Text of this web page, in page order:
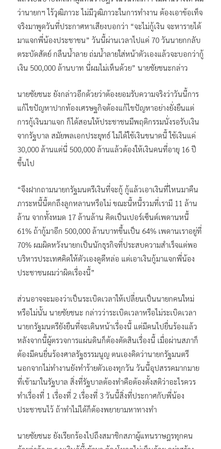
ว่านายกฯ ไร้วุฒิภาวะ ไม่มีวุฒิภาวะในการทำงาน ต้องเอาข้อเท็จ
จริงมาพูดวันที่ประกาศหาเสียงบอกว่า “จะไม่กู้เงิน จะหารายได้
มาแจกพี่น้องประชาชน” วันนี้ผ่านเวลาไปแค่ 70 วันนายกกลับ
ตระบัดสัตย์ กลืนน้ำลาย ถ่มน้ำลายใส่หน้าตัวเองแล้วจะบอกว่ากู้
เงิน 500,000 ล้านบาท นี่ผมไม่เห็นด้วย” นายชัยชนะกล่าว
นายชัยชนะ ยังกล่าวอีกด้วยว่าต้องยอมรับความจริงว่าวันนี้การ
แก้ไขปัญหาปากท้องเศรษฐกิจต้องแก้ไขปัญหาอย่างยั่งยืนแต่
การกู้เงินมาแจก ก็ได้สอนให้ประชาชนมีพฤติกรรมนั่งรอรับเงิน
จากรัฐบาล สมัยพลเอกประยุทธ์ ไม่ได้ใช้เงินขนาดนี้ ใช้เงินแค่
30,000 ล้านแต่นี่ 500,000 ล้านแล้วต้องให้เงินคนที่อายุ 16 ปี
ขึ้นไป
“จึงฝากถามนายกรัฐมนตรีเงินที่จะกู้ กู้แล้วเอาเงินที่ไหนมาคืน
ภาระหนี้นี้ตกถึงลูกหลานหรือไม่ ขณะนี้หนี้รวมที่เรามี 11 ล้าน
ล้าน จากทั้งหมด 17 ล้านล้าน คิดเป็นเปอร์เซ็นต์เพดานหนี้
61% ถ้ากู้มาอีก 500,000 ล้านบาทขึ้นเป็น 64% เพดานเราอยู่ที่
70% ผมผิดหวังนายกเป็นนักธุรกิจที่ประสบความสำเร็จแต่พอ
บริหารประเทศคิดให้ตัวเองดูดีหล่อ แต่เอาเงินกู้มาแจกพี่น้อง
ประชาชนผมว่าผิดเรื่องนี้”
ส่วนอาจจะมองว่าเป็นระเบิดเวลาให้เปลี่ยนเป็นนายกคนใหม่
หรือไม่นั้น นายชัยชนะ กล่าวว่าระเบิดเวลาหรือไม่ระเบิดเวลา
นายกรัฐมนตรียังยืนที่จะเดินหน้าเรื่องนี้ แต่มีคนไปยื่นร้องแล้ว
หลังจากนี้ผู้ตรวจการแผ่นดินก็ต้องตัดสินเรื่องนี้ เมื่อผ่านสภาก็
ต้องมีคนยื่นร้องศาลรัฐธรรมนูญ ตนเองคิดว่านายกรัฐมนตรี
นอกจากไม่ทำงานยังทำร้ายตัวเองทุกวัน วันนี้อุปสรรคมากมาย
ที่เข้ามาในรัฐบาล สิ่งที่รัฐบาลต้องทำคือต้องตั้งสติว่าอะไรควร
ทำเรื่องที่ 1 เรื่องที่ 2 เรื่องที่ 3 วันนี้สิ่งที่ประกาศกับพี่น้อง
ประชาชนไว้ ถ้าทำไม่ได้ก็ต้องพยายามหาทางทำ
นายชัยชนะ ยังเรียกร้องไปถึงสมาชิกสภาผู้แทนราษฎรทุกคน